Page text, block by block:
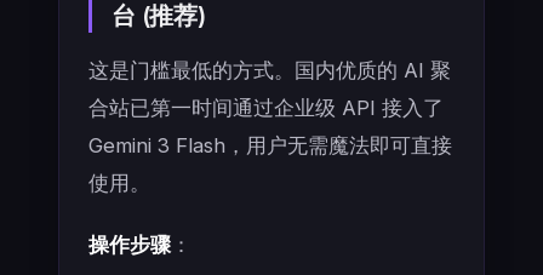
台 (推荐)
这是门槛最低的方式。国内优质的 AI 聚
合站已第一时间通过企业级 API 接入了
Gemini 3 Flash，用户无需魔法即可直接
使用。
操作步骤：